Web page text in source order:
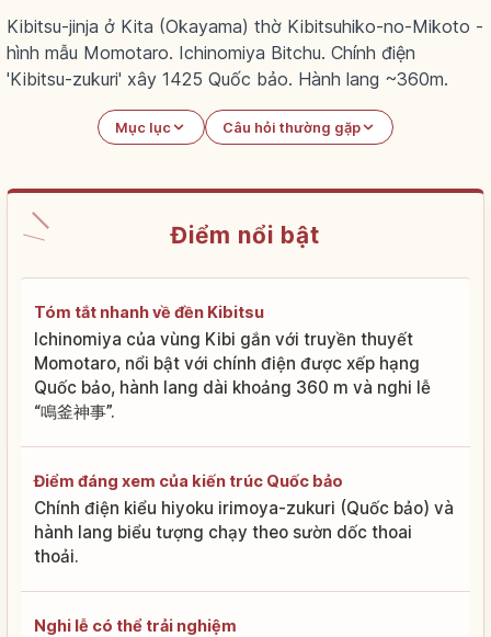
Kibitsu-jinja ở Kita (Okayama) thờ Kibitsuhiko-no-Mikoto -
hình mẫu Momotaro. Ichinomiya Bitchu. Chính điện
'Kibitsu-zukuri' xây 1425 Quốc bảo. Hành lang ~360m.
Mục lục Câu hỏi thường gặp
Điểm nổi bật
Tóm tắt nhanh về đền Kibitsu
Ichinomiya của vùng Kibi gắn với truyền thuyết
Momotaro, nổi bật với chính điện được xếp hạng
Quốc bảo, hành lang dài khoảng 360 m và nghi lễ
“鳴釜神事”.
Điểm đáng xem của kiến trúc Quốc bảo
Chính điện kiểu hiyoku irimoya-zukuri (Quốc bảo) và
hành lang biểu tượng chạy theo sườn dốc thoai
thoải.
Nghi lễ có thể trải nghiệm